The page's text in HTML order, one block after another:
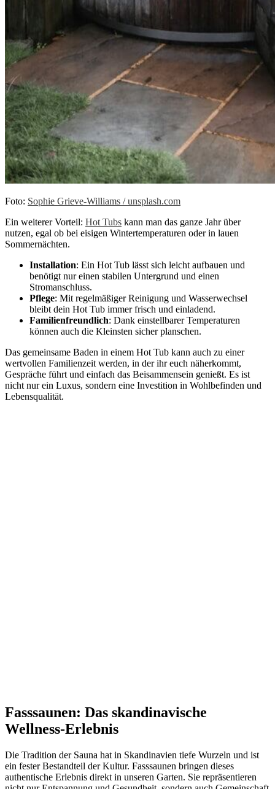
Foto: Sophie Grieve-Williams / unsplash.com
Ein weiterer Vorteil: Hot Tubs kann man das ganze Jahr über
nutzen, egal ob bei eisigen Wintertemperaturen oder in lauen
Sommernächten.
Installation: Ein Hot Tub lässt sich leicht aufbauen und
benötigt nur einen stabilen Untergrund und einen
Stromanschluss.
Pflege: Mit regelmäßiger Reinigung und Wasserwechsel
bleibt dein Hot Tub immer frisch und einladend.
Familienfreundlich: Dank einstellbarer Temperaturen
können auch die Kleinsten sicher planschen.
Das gemeinsame Baden in einem Hot Tub kann auch zu einer
wertvollen Familienzeit werden, in der ihr euch näherkommt,
Gespräche führt und einfach das Beisammensein genießt. Es ist
nicht nur ein Luxus, sondern eine Investition in Wohlbefinden und
Lebensqualität.
Fasssaunen: Das skandinavische
Wellness-Erlebnis
Die Tradition der Sauna hat in Skandinavien tiefe Wurzeln und ist
ein fester Bestandteil der Kultur. Fasssaunen bringen dieses
authentische Erlebnis direkt in unseren Garten. Sie repräsentieren